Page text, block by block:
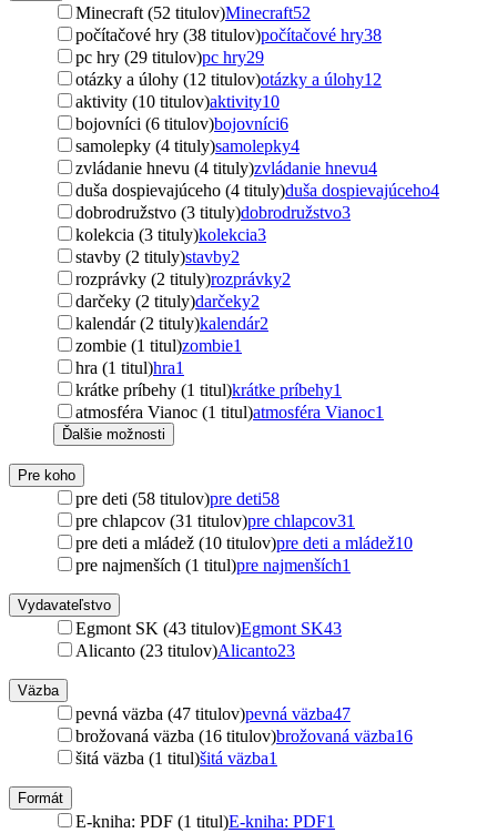
Minecraft (52 titulov)Minecraft52
počítačové hry (38 titulov)počítačové hry38
pc hry (29 titulov)pc hry29
otázky a úlohy (12 titulov)otázky a úlohy12
aktivity (10 titulov)aktivity10
bojovníci (6 titulov)bojovníci6
samolepky (4 tituly)samolepky4
zvládanie hnevu (4 tituly)zvládanie hnevu4
duša dospievajúceho (4 tituly)duša dospievajúceho4
dobrodružstvo (3 tituly)dobrodružstvo3
kolekcia (3 tituly)kolekcia3
stavby (2 tituly)stavby2
rozprávky (2 tituly)rozprávky2
darčeky (2 tituly)darčeky2
kalendár (2 tituly)kalendár2
zombie (1 titul)zombie1
hra (1 titul)hra1
krátke príbehy (1 titul)krátke príbehy1
atmosféra Vianoc (1 titul)atmosféra Vianoc1
Ďalšie možnosti
Pre koho
pre deti (58 titulov)pre deti58
pre chlapcov (31 titulov)pre chlapcov31
pre deti a mládež (10 titulov)pre deti a mládež10
pre najmenších (1 titul)pre najmenších1
Vydavateľstvo
Egmont SK (43 titulov)Egmont SK43
Alicanto (23 titulov)Alicanto23
Väzba
pevná väzba (47 titulov)pevná väzba47
brožovaná väzba (16 titulov)brožovaná väzba16
šitá väzba (1 titul)šitá väzba1
Formát
E-kniha: PDF (1 titul)E-kniha: PDF1